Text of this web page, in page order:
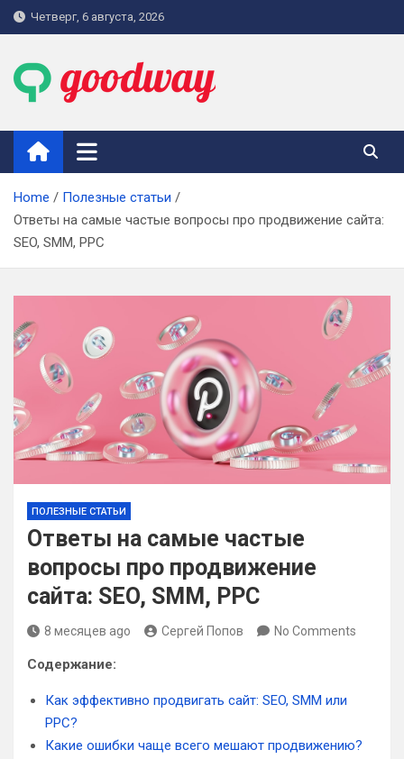
Skip
to
Четверг, 6 августа, 2026
goodway.com.ua
Home
Полезные статьи
Ответы на самые частые вопросы про продвижение сайта:
SEO, SMM, PPC
ПОЛЕЗНЫЕ СТАТЬИ
Ответы на самые частые
вопросы про продвижение
сайта: SEO, SMM, PPC
8 месяцев ago Сергей Попов No Comments
Содержание:
Как эффективно продвигать сайт: SEO, SMM или
PPC?
Какие ошибки чаще всего мешают продвижению?